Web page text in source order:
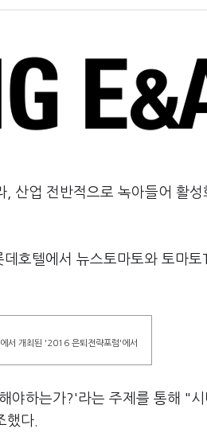
산업 전반적으로 녹아들어 활성
호텔에서 뉴스토마토와 토마토
서 개최된 '2016 은퇴전략포럼'에서
야하는가?'라는 주제를 통해 "시
했다.